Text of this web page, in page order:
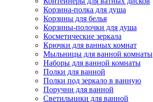
Корзина-полка для душа
Корзины для белья
Корзины-полочки для душа
Косметические зеркала
Крючки для ванных комнат
Мыльницы для ванной комнаты
Наборы для ванной комнаты
Полки для ванной
Полки под зеркало в ванную
Поручни для ванной
Светильники для ванной